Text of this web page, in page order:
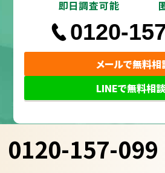
0120-157-099
即日調査可能
0120-
メールで無料相
LINEで無料相
調査料金